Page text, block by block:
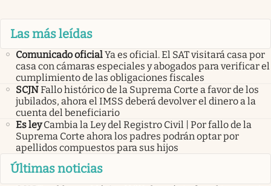
Las más leídas
Comunicado oficialYa es oficial. El SAT visitará casa por
casa con cámaras especiales y abogados para verificar el
cumplimiento de las obligaciones fiscales
SCJNFallo histórico de la Suprema Corte a favor de los
jubilados, ahora el IMSS deberá devolver el dinero a la
cuenta del beneficiario
Es ley Cambia la Ley del Registro Civil | Por fallo de la
Suprema Corte ahora los padres podrán optar por
apellidos compuestos para sus hijos
Últimas noticias